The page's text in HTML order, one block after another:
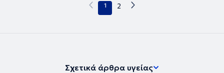
1 2
Σχετικά άρθρα υγείας